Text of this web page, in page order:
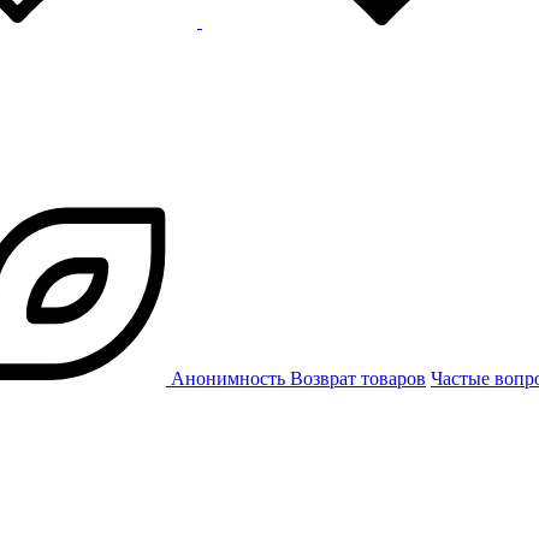
Анонимность Возврат товаров Частые